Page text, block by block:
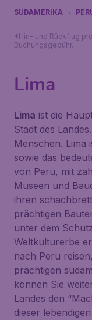
SÜDAMERIKA
*Hin- und Rückflug
Buchungsgebühr.
Lima
Lima ist die
Stadt des
Menschen. Lima
sowie das
von Peru, mit
Museen und
ihren
prächtigen
unter dem
Weltkulturerbe
nach Peru
prächtigen
können Sie
Landes den
dieser